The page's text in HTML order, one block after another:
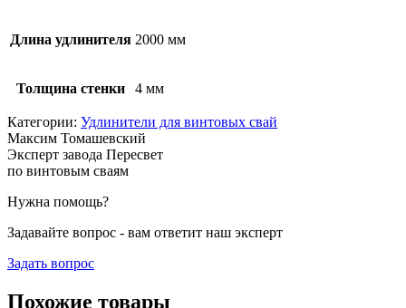
Длина удлинителя 2000 мм
Толщина стенки 4 мм
Категории: Удлинители для винтовых свай
Максим Томашевский
Эксперт завода Пересвет
по винтовым сваям
Нужна помощь?
Задавайте вопрос - вам ответит наш эксперт
Задать вопрос
Похожие товары